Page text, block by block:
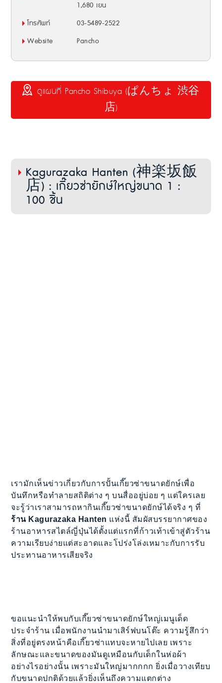
1,680 เยน
โทรศัพท์
03-5489-2522
Website
Pancho
ดูแผนที่ Pancho Shibuya (ぱんちょ 渋谷
店)
Kagurazaka Hanten (神楽坂飯
店) : เกี๊ยวซ่ายักษ์ใหญ่ขนาด 1 :
100 ชิ้น
เรามักเห็นข่าวเกี่ยวกับการปั้นเกี๊ยวซ่าขนาดยักษ์เพื่อ
บันทึกหรือทำลายสถิติต่าง ๆ บนสื่ออยู่บ่อย ๆ แต่ใครเลย
จะรู้ว่าเราสามารถหากินเกี๊ยวซ่าขนาดยักษ์ได้จริง ๆ ที่
ร้าน Kagurazaka Hanten แห่งนี้ สัมผัสบรรยากาศของ
ร้านอาหารสไตล์ญี่ปุ่นได้ตั้งแต่แรกที่ก้าวเท้าเข้าสู่ตัวร้าน
ความเรียบง่ายแต่สะอาดและโปร่งโล่งเหมาะกับการรับ
ประทานอาหารเสียจริง
ขอแนะนำให้พบกับเกี๊ยวซ่าขนาดยักษ์ใหญ่เมนูเด็ด
ประจำร้าน เมื่อพนักงานนำมาเสิร์ฟบนโต๊ะ ความรู้สึกว่า
สิ่งที่อยู่ตรงหน้าคือเกี๊ยวซ่าแทบจะหายไปเลย เพราะ
ลักษณะและขนาดของมันดูเหมือนกับเด็กในห่อผ้า
อย่างไรอย่างนั้น เพราะมันใหญ่มากกกก ยิ่งเมื่อวางเทียบ
กับขนาดปกติด้วยแล้วยิ่งเห็นถึงความแตกต่าง